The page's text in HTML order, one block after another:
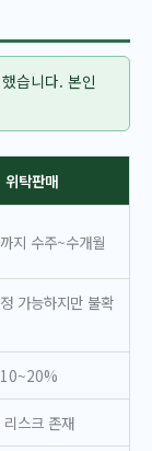
습니다. 본인
위탁판매
지 수주~수개월
가능하지만 불확
스크 존재